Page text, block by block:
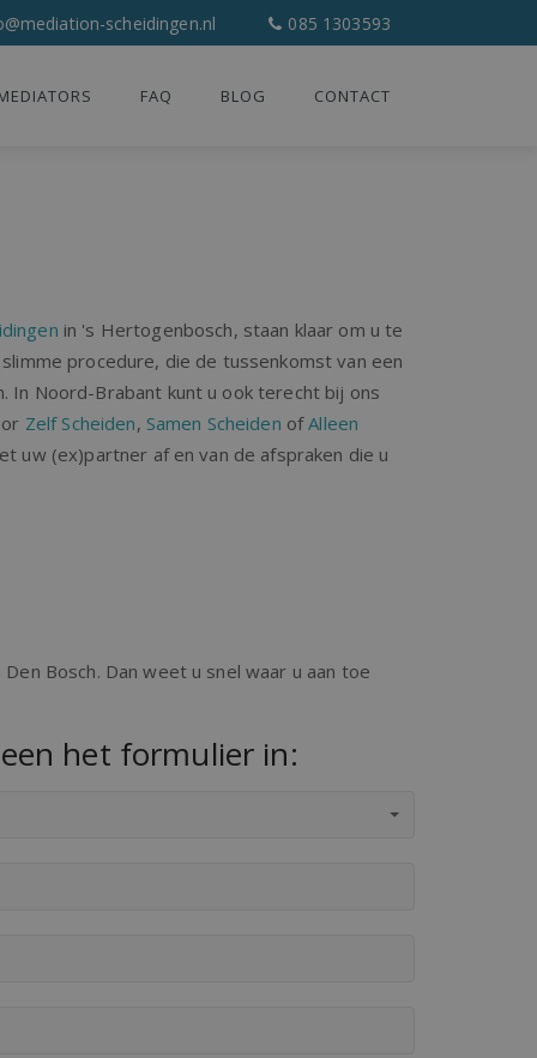
scheidingen.nl 085 1303593
FAQ BLOG CONTACT
in 's Hertogenbosch, staan klaar om u te
procedure, die de tussenkomst van een
In Noord-Brabant kunt u ook terecht bij ons
Zelf Scheiden, Samen Scheiden ofAlleen
uw (ex)partner af en van de afspraken die u
Bosch. Dan weet u snel waar u aan toe
het formulier in: